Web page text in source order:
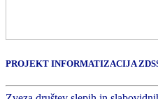
PROJEKT INFORMATIZACIJA